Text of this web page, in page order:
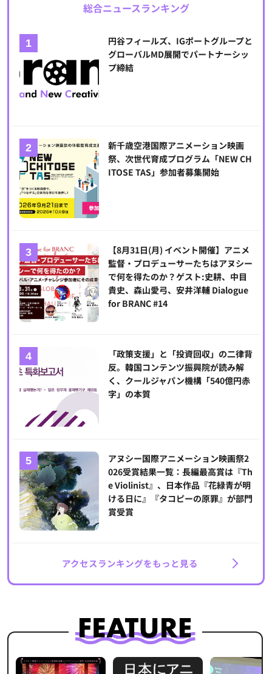
総合ニュースランキング
円谷フィールズ、IGポートグループと
グローバルMD展開でパートナーシッ
プ締結
新千歳空港国際アニメーション映画
祭、次世代育成プログラム「NEW CH
ITOSE TAS」参加者募集開始
【8月31日(月) イベント開催】アニメ
監督・プロデューサーたちはアヌシー
で何を得たのか？ゲスト:史耕、中目
貴史、森山愛弓、安井洋輔 Dialogue
for BRANC #14
「政策支援」と「投資回収」の二律背
反。韓国コンテンツ振興院が読み解
く、クールジャパン機構「540億円赤
字」の本質
アヌシー国際アニメーション映画祭2
026受賞結果一覧：長編最高賞は『Th
e Violinist』、日本作品『花緑青が明
ける日に』『タコピーの原罪』が部門
賞受賞
アクセスランキングをもっと見る